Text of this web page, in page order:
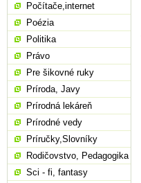
Počítače,internet
Poézia
Politika
Právo
Pre šikovné ruky
Príroda, Javy
Prírodná lekáreň
Prírodné vedy
Príručky,Slovníky
Rodičovstvo, Pedagogika
Sci - fi, fantasy